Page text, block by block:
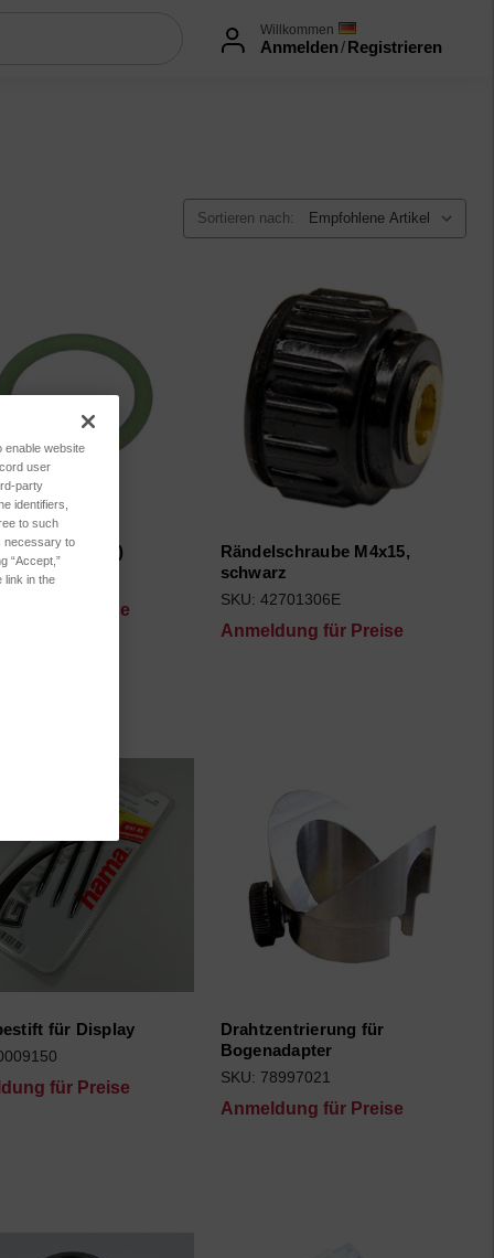
Willkommen
Anmelden/Registrieren
Sortieren nach:
6x1mm (Viton)
für Preise
Rändelschraube M4x15,
schwarz
SKU: 42701306E
Anmeldung für Preise
für Display
für Preise
Drahtzentrierung für
Bogenadapter
SKU: 78997021
Anmeldung für Preise
enable website
user
party
identifiers,
to such
necessary to
“Accept,”
link in the